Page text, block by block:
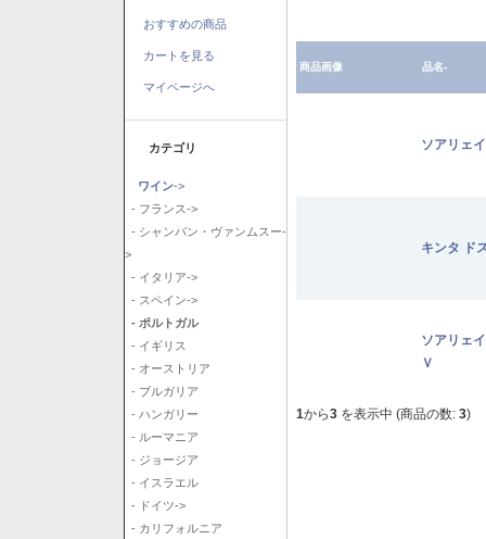
おすすめの商品
カートを見る
マイページへ
カテゴリ
ワイン->
- フランス->
- シャンパン・ヴァンムスー-
>
- イタリア->
- スペイン->
- ポルトガル
- イギリス
- オーストリア
- ブルガリア
- ハンガリー
- ルーマニア
- ジョージア
- イスラエル
- ドイツ->
- カリフォルニア
商品画像 品名-
ソアリェ
キンタ ド
ソアリェ
Ｖ
1から3 を表示中 (商品の数: 3)